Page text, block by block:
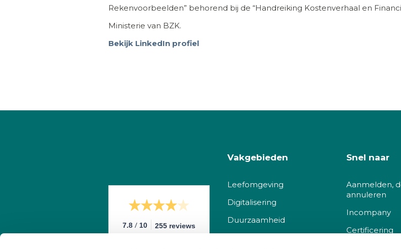
Rekenvoorbeelden” behorend bij de “Handreiking Kostenverhaal en
Ministerie van BZK.
Bekijk LinkedIn profiel
7.8 / 10 255 reviews
Vakgebieden
Leefomgeving
Digitalisering
Duurzaamheid
Snel naar
Aanmelden,
annuleren
Incompany
Certificering